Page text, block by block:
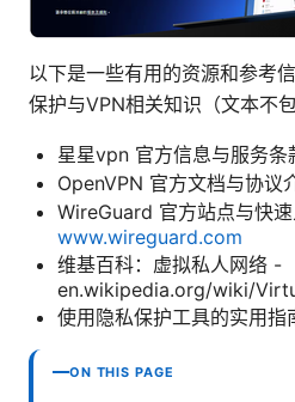
以下是一些有用的资源和参考
保护与VPN相关知识（文本不
星星vpn 官方信息与服务
OpenVPN 官方文档与协
WireGuard 官方站点与快
www.wireguard.com
维基百科：虚拟私人网络 -
en.wikipedia.org/wiki/
使用隐私保护工具的实用
ON THIS PAGE